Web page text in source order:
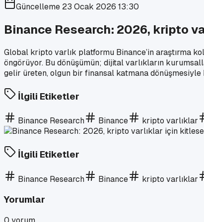
Güncelleme 23 Ocak 2026 13:30
Binance Research: 2026, kripto
Global kripto varlık platformu Binance’in araştırma
öngörüyor. Bu dönüşümün; dijital varlıkların
gelir üreten, olgun bir finansal katmana dönüşmesiyle
İlgili Etiketler
Binance Research Binance kripto varlıklar
İlgili Etiketler
Binance Research Binance kripto varlıklar
Yorumlar